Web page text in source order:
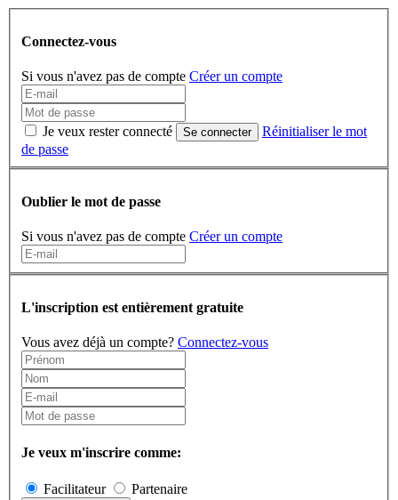
Connectez-vous
Si vous n'avez pas de compte Créer un compte
Je veux rester connecté Se connecter
Réinitialiser le mot
de passe
Oublier le mot de passe
Si vous n'avez pas de compte Créer un compte
L'inscription est entièrement gratuite
Vous avez déjà un compte? Connectez-vous
Je veux m'inscrire comme:
Facilitateur Partenaire